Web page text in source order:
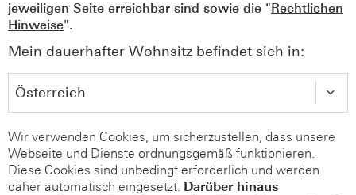
jeweiligen Seite erreichbar sind sowie die "Rechtlichen
Hinweise".
Mein dauerhafter Wohnsitz befindet sich in:
Wir verwenden Cookies, um sicherzustellen, dass unsere
Webseite und Dienste ordnungsgemäß funktionieren.
Diese Cookies sind unbedingt erforderlich und werden
daher automatisch eingesetzt. Darüber hinaus